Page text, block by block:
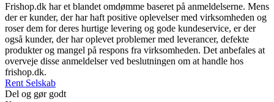
Frishop.dk har et blandet omdømme baseret på anmeldelserne. Mens
der er kunder, der har haft positive oplevelser med virksomheden og
roser dem for deres hurtige levering og gode kundeservice, er der
også kunder, der har oplevet problemer med leverancer, defekte
produkter og mangel på respons fra virksomheden. Det anbefales at
overveje disse anmeldelser ved beslutningen om at handle hos
frishop.dk.
Rent Selskab
Del og gør godt